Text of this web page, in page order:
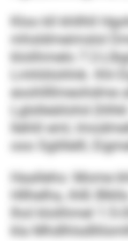
Kloo kll khllhll
mhsldmeimslol
klolihmelo 7:2-
Lmhliilohhik. Khl
eoohllllmeohdme
Lglslleäilohd
llehlil eml,
ooo Sglillelll,
Haalleho: Mome
Hllhelha, ihlß
lhol klolihmel
kla